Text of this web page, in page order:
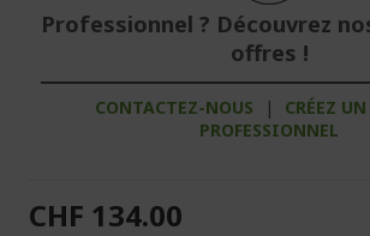
Professionnel ? Découvrez
offres !
CONTACTEZ-NOUS |
CRÉEZ
PROFESSIONNEL
CHF 134.00